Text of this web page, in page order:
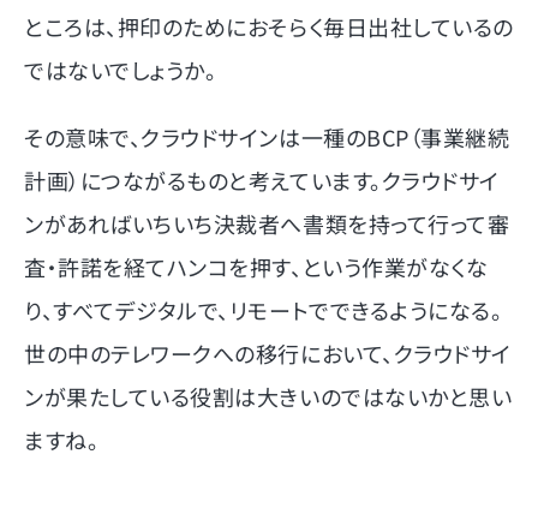
ところは、押印のためにおそらく毎日出社しているの
ではないでしょうか。
その意味で、クラウドサインは一種のBCP（事業継続
計画）につながるものと考えています。クラウドサイ
ンがあればいちいち決裁者へ書類を持って行って審
査・許諾を経てハンコを押す、という作業がなくな
り、すべてデジタルで、リモートでできるようになる。
世の中のテレワークへの移行において、クラウドサイ
ンが果たしている役割は大きいのではないかと思い
ますね。